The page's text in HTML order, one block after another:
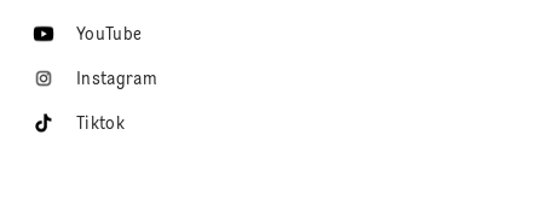
YouTube
Instagram
Tiktok